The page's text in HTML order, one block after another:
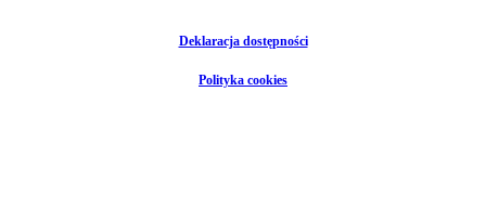
Deklaracja dostępności
Polityka cookies